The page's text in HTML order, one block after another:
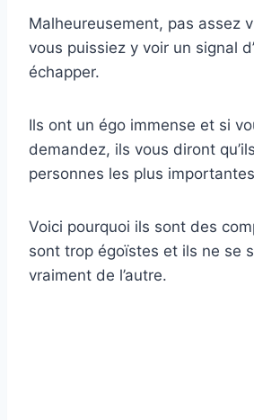
Malheureusement, pas assez
vous puissiez y voir un signal
échapper.
Ils ont un égo immense et si
demandez, ils vous diront
personnes les plus
Voici pourquoi ils sont des
sont trop égoïstes et ils ne se
vraiment de l’autre.